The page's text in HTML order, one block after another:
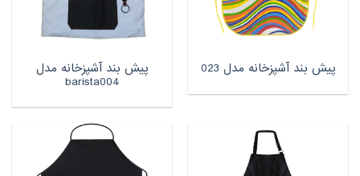
پیش بند آشپزخانه مدل 023 پیش بند آشپزخانه مدل
barista004